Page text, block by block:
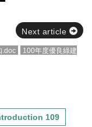
Next article
.doc
100年度優良綠建
109